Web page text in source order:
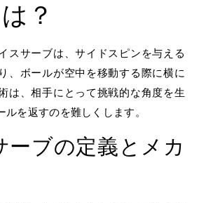
？
スサーブは、サイドスピンを与える
、ボールが空中を移動する際に横に
は、相手にとって挑戦的な角度を生
を返すのを難しくします。
ーブの定義とメカ